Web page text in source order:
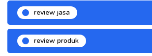
review jasa
review produk